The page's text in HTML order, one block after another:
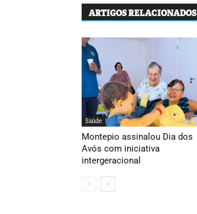
ARTIGOS RELACIONADOS
Saúde
Montepio assinalou Dia dos
Avós com iniciativa
intergeracional